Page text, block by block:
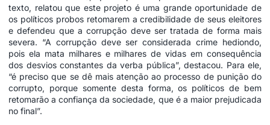
texto, relatou que este projeto é uma grande oportunidade de
os políticos probos retomarem a credibilidade de seus eleitores
e defendeu que a corrupção deve ser tratada de forma mais
severa. “A corrupção deve ser considerada crime hediondo,
pois ela mata milhares e milhares de vidas em consequência
dos desvios constantes da verba pública”, destacou. Para ele,
“é preciso que se dê mais atenção ao processo de punição do
corrupto, porque somente desta forma, os políticos de bem
retomarão a confiança da sociedade, que é a maior prejudicada
no final”.